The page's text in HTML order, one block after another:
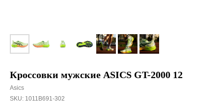
Кроссовки мужские ASICS GT-2000 12
Asics
SKU: 1011B691-302